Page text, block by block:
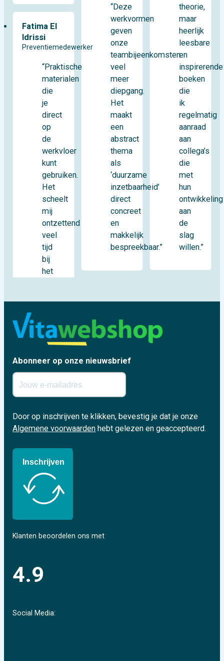
Fatima El
Idrissi
Preventiemedewerker
“Praktische
materialen
die
je
direct
op
de
werkvloer
kunt
gebruiken.
Het
scheelt
mij
ontzettend
veel
tijd
bij
het
“Deze
werkvormen
geven
onze
teambijeenkomsten
veel
meer
diepgang.
Het
maakt
een
abstract
thema
als
‘duurzame
inzetbaarheid’
direct
concreet
en
makkelijk
bespreekbaar.”
theorie,
maar
heerlijk
leesbare
en
inspirerende
boeken
die
ik
regelmatig
aanraad
aan
collega’s
die
met
hun
ontwikkeling
aan
de
slag
willen.”
Abonneer op onze nieuwsbrief
Door op inschrijven te klikken, bevestig je dat je onze
Algemene voorwaarden hebt gelezen en geaccepteerd.
Inschrijven
Klanten beoordelen ons met
4.9
Social Media: